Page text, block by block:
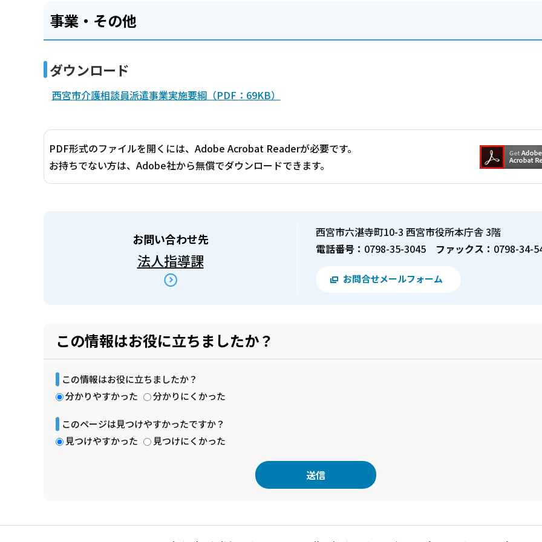
事業・その他
ダウンロード
西宮市介護相談員派遣事業実施要綱（PDF：69KB）
PDF形式のファイルを開くには、Adobe Acrobat Readerが必要です。
お持ちでない方は、Adobe社から無償でダウンロードできます。
お問い合わせ先
法人指導課
西宮市六湛寺町10-3 西宮市役所本庁舎 3階
電話番号： 0798-35-3045 ファックス： 0798-34-
お問合せメールフォーム
この情報はお役に立ちましたか？
この情報はお役に立ちましたか？
分かりやすかった
分かりにくかった
このページは見つけやすかったですか？
見つけやすかった
見つけにくかった
文